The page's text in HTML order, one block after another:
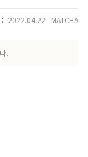
2022.04.22 MATCHA
.